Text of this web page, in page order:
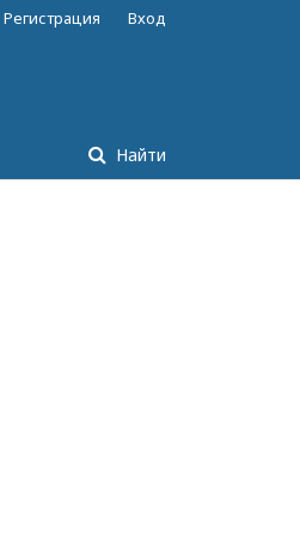
Найти
Регистрация Вход